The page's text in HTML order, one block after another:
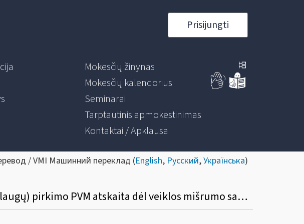
Prisijungti
Mokesčių žinynas
Mokesčių kalendorius
Seminarai
Tarptautinis apmokestinimas
Kontaktai / Apklausa
/ VMI Машинний переклад (English, Русский,Українська)
Kaip tikslinama PVM mokėtojo mišriai veiklai panaudotų prekių (paslaugų) pirkimo PVM atskaita dėl veiklos mišrumo santykio pasikeitimo?